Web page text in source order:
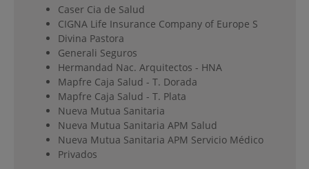
Caser Cia de Salud
CIGNA Life Insurance Company of Europe S
Divina Pastora
Generali Seguros
Hermandad Nac. Arquitectos - HNA
Mapfre Caja Salud - T. Dorada
Mapfre Caja Salud - T. Plata
Nueva Mutua Sanitaria
Nueva Mutua Sanitaria APM Salud
Nueva Mutua Sanitaria APM Servicio Médico
Privados